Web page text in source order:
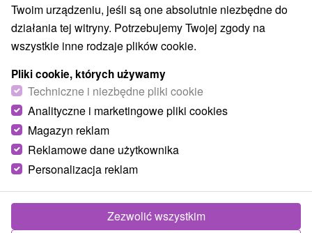
WSZYSTKO TOP - BESTSELLERY NAJTAŃSZE
TIP
Akcia
od166,17zł
/noc/osoba
Twoim urządzeniu, jeśli są one absolutnie niezbędne do
działania tej witryny. Potrzebujemy Twojej zgody na
wszystkie inne rodzaje plików cookie.
Pliki cookie, których używamy
Techniczne i niezbędne pliki cookie
Analityczne i marketingowe pliki cookies
Magazyn reklam
Reklamowe dane użytkownika
Personalizacja reklam
Zezwolić wszystkim